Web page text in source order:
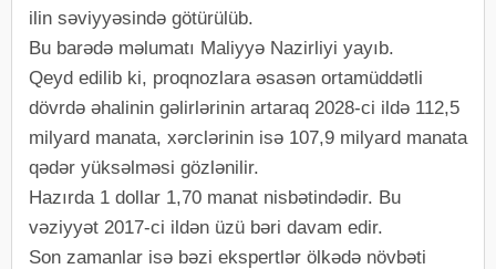
ilin səviyyəsində götürülüb.
Bu barədə məlumatı Maliyyə Nazirliyi yayıb.
Qeyd edilib ki, proqnozlara əsasən ortamüddətli
dövrdə əhalinin gəlirlərinin artaraq 2028-ci ildə 112,5
milyard manata, xərclərinin isə 107,9 milyard manata
qədər yüksəlməsi gözlənilir.
Hazırda 1 dollar 1,70 manat nisbətindədir. Bu
vəziyyət 2017-ci ildən üzü bəri davam edir.
Son zamanlar isə bəzi ekspertlər ölkədə növbəti